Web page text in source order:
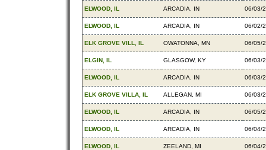
ELWOOD, IL ARCADIA, IN 06/03/
ELWOOD, IL ARCADIA, IN 06/02/
ELK GROVE VILL, IL OWATONNA, MN 06/05/
ELGIN, IL GLASGOW, KY 06/03/
ELWOOD, IL ARCADIA, IN 06/03/
ELK GROVE VILLA, IL ALLEGAN, MI 06/03/
ELWOOD, IL ARCADIA, IN 06/05/
ELWOOD, IL ARCADIA, IN 06/04/
ELWOOD, IL ZEELAND, MI 06/04/